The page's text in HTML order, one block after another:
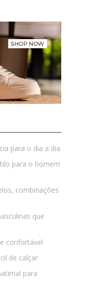
para o dia a dia
para o homem
combinações
que
confortável
de calçar
para